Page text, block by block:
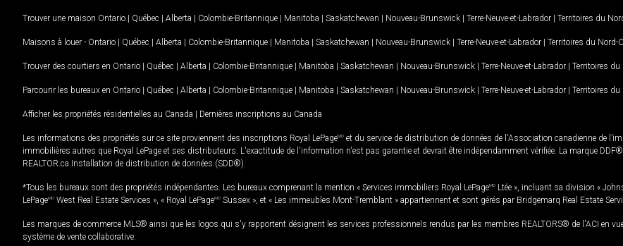
Trouver une maison Ontario | Québec | Alberta | Colombie-Britannique | Manitoba | Saskatchewan | Nouveau-Brunswick | Terre-Neuve-et-Labrador | Territoires du
Maisons à louer - Ontario | Québec | Alberta | Colombie-Britannique | Manitoba | Saskatchewan | Nouveau-Brunswick | Terre-Neuve-et-Labrador | Territoires du Nord-
Trouver des courtiers en Ontario | Québec | Alberta | Colombie-Britannique | Manitoba | Saskatchewan | Nouveau-Brunswick | Terre-Neuve-et-Labrador | Territoires du
Parcourir les bureaux en Ontario | Québec | Alberta | Colombie-Britannique | Manitoba | Saskatchewan | Nouveau-Brunswick | Terre-Neuve-et-Labrador | Territoires du
Afficher les propriétés résidentielles au Canada | Dernières inscriptions au Canada
Les informations des propriétés sur ce site proviennent des inscriptions Royal LePageMD et du service de distribution de données de l'Association canadienne de
immobilières autres que Royal LePage et ses distributeurs. L'exactitude de l'information n'est pas garantie et devrait être indépendamment vérifiée. La marque
REALTOR.ca Installation de distribution de données (SDD®).
*Tous les bureaux sont des propriétés indépendantes. Les bureaux comprenant la mention « Services immobiliers Royal LePageMD Ltée », incluant sa division «
LePageMD West Real Estate Services », « Royal LePageMD Sussex », et « Les immeubles Mont-Tremblant » appartiennent et sont gérés par Bridgemarq Real Estate
Les marques de commerce MLS® ainsi que les logos qui s'y rapportent désignent les services professionnels rendus par les membres REALTORS® de l'ACI en
système de vente collaborative.